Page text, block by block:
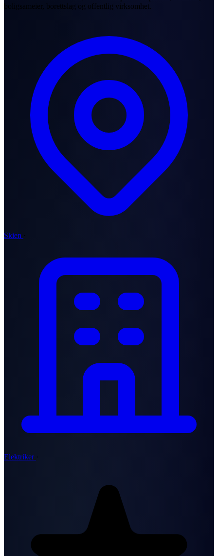
boligsameier, borettslag og offentlig virksomhet.
Skien ·
Elektriker ·